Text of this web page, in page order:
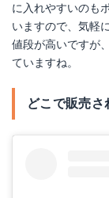
に入れやすいのも
いますので、気軽
値段が高いですが
ていますね。
どこで販売さ